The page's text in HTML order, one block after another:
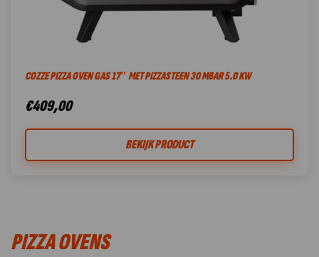
COZZE PIZZA OVEN GAS 17″ MET PIZZASTEEN 30 MBAR 5.0 KW
€409,00
BEKIJK PRODUCT
PIZZA OVENS